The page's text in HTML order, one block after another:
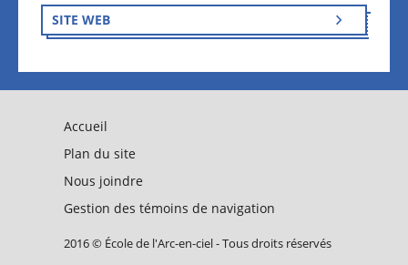
SITE WEB
Accueil
Plan du site
Nous joindre
Gestion des témoins de navigation
2016 © École de l'Arc-en-ciel - Tous droits réservés